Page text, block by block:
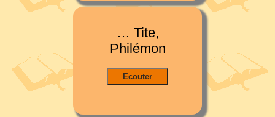
… Tite,
Philémon